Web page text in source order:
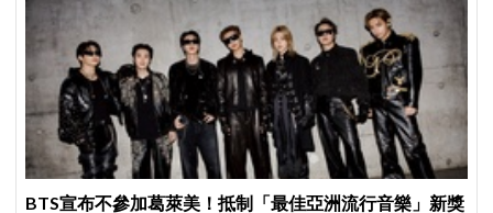
BTS宣布不參加葛萊美！抵制「最佳亞洲流行音樂」新獎